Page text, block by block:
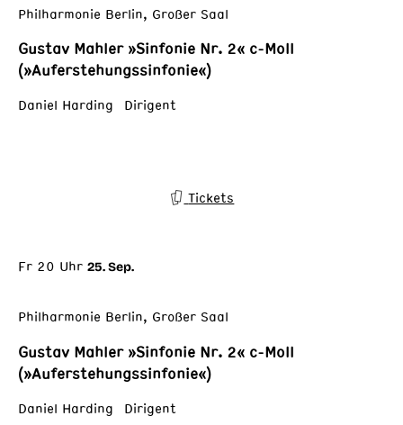
Philharmonie Berlin, Großer Saal
Gustav Mahler »Sinfonie Nr. 2« c-Moll
(»Auferstehungssinfonie«)
Daniel Harding Dirigent
Tickets
Fr 20 Uhr 25. Sep.
Philharmonie Berlin, Großer Saal
Gustav Mahler »Sinfonie Nr. 2« c-Moll
(»Auferstehungssinfonie«)
Daniel Harding Dirigent